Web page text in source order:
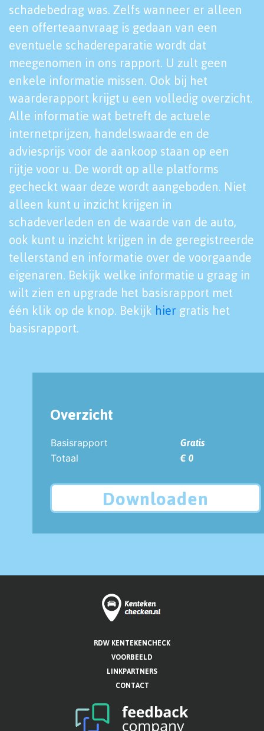
schadebedrag was. Zelfs wanneer er alleen
een offerteaanvraag is gedaan van een
eventuele schadereparatie wordt dat
meegenomen in ons rapport. U zult geen
enkele informatie missen. Ook bij het
waarderapport krijgt u een volledig overzicht.
Alle informatie wat betreft de actuele
internetprijzen, handelswaarde en de
adviesprijs voor de aankoop staan op een
rijtje voor u. De wordt op alle platforms
gecheckt waar deze wordt aangeboden. Niet
alleen kunt u inzicht krijgen in
schadeverleden en de waarde van de auto,
ook kunt u inzicht krijgen in de geregistreerde
tellerstand en informatie over de voorgaande
eigenaren. Bekijk welke informatie u graag in
wilt zien en upgrade het basisrapport met
één klik op de knop. Bekijk hier gratis het
basisrapport.
Overzicht
Basisrapport
Gratis
Totaal
€ 0
Downloaden
RDW KENTEKENCHECK
VOORBEELD
LINKPARTNERS
CONTACT